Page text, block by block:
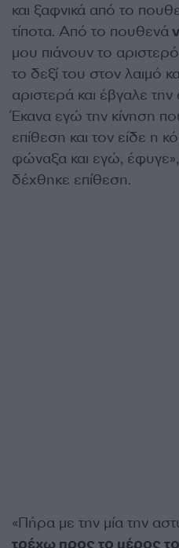
και ξαφνικά από το
τίποτα. Από το πουθενά
μου πιάνουν το αριστερό
το δεξί του στον λαιμό
αριστερά και έβγαλε
Έκανα εγώ την κίνηση
επίθεση και τον είδε η
φώναξα και εγώ,
δέχθηκε επίθεση.
«Πήρα με την μία την
τρέχω προς το μέρος